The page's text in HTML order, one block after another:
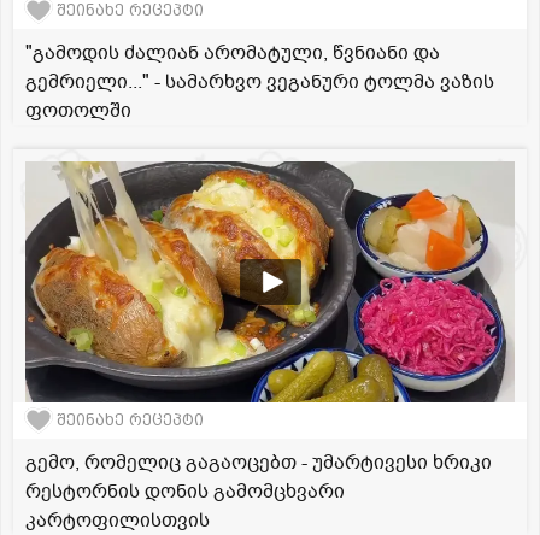
შეინახე რეცეპტი
"გამოდის ძალიან არომატული, წვნიანი და
გემრიელი..." - სამარხვო ვეგანური ტოლმა ვაზის
ფოთოლში
შეინახე რეცეპტი
გემო, რომელიც გაგაოცებთ - უმარტივესი ხრიკი
რესტორნის დონის გამომცხვარი
კარტოფილისთვის